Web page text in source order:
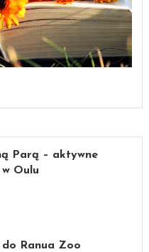
Parą – aktywne
Oulu
do Ranua Zoo